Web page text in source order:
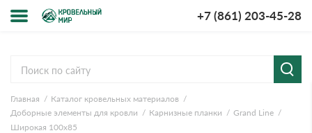
+7 (861) 203-45-28
компании
и оплата
Главная
Каталог кровельных материалов
Доборные элементы для кровли
Карнизные планки
Grand Line
Широкая 100х85